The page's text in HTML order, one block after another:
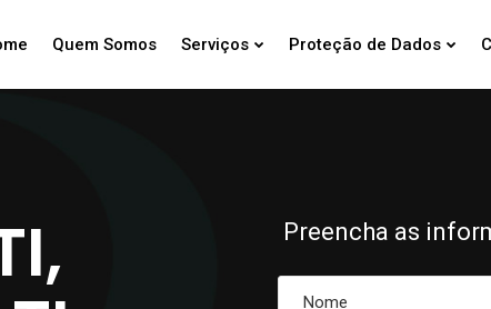
Quem Somos Serviços Proteção de Dados
Preencha as